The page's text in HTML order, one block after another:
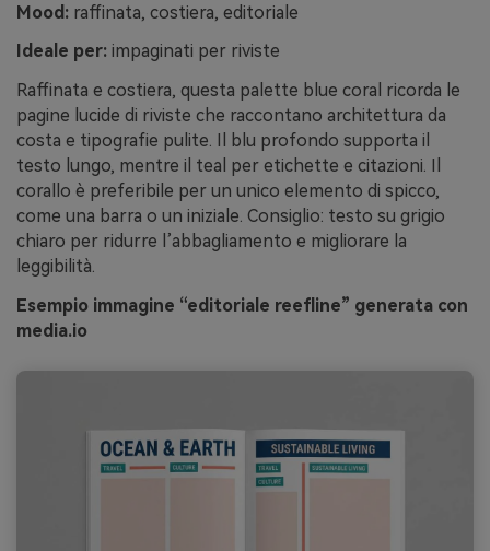
Mood: raffinata, costiera, editoriale
Ideale per: impaginati per riviste
Raffinata e costiera, questa palette blue coral ricorda le
pagine lucide di riviste che raccontano architettura da
costa e tipografie pulite. Il blu profondo supporta il
testo lungo, mentre il teal per etichette e citazioni. Il
corallo è preferibile per un unico elemento di spicco,
come una barra o un iniziale. Consiglio: testo su grigio
chiaro per ridurre l’abbagliamento e migliorare la
leggibilità.
Esempio immagine “editoriale reefline” generata con
media.io